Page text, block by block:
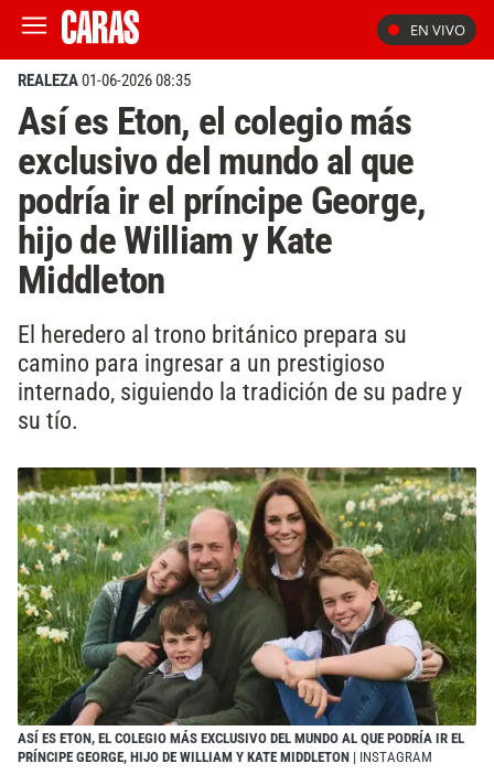
EN VIVO
REALEZA01-06-2026 08:35
Así es Eton, el colegio más
exclusivo del mundo al que
podría ir el príncipe George,
hijo de William y Kate
Middleton
El heredero al trono británico prepara su
camino para ingresar a un prestigioso
internado, siguiendo la tradición de su padre y
su tío.
ASÍ ES ETON, EL COLEGIO MÁS EXCLUSIVO DEL MUNDO AL QUE PODRÍA IR EL
PRÍNCIPE GEORGE, HIJO DE WILLIAM Y KATE MIDDLETON | INSTAGRAM